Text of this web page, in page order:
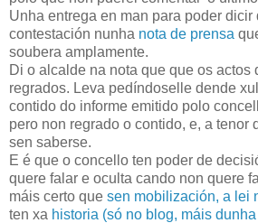
Unha entrega en man para poder dicir
contestación nunha nota de prensa
soubera amplamente.
Di o alcalde na nota que que os actos
regrados. Leva pedíndoselle dende
contido do informe emitido polo
pero non regrado o contido, e, a tenor
sen saberse.
E é que o concello ten poder de
quere falar e oculta cando non quere
máis certo que sen mobilización, a lei
ten xa historia (só no blog, máis